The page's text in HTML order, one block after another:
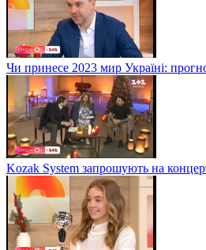
Чи принесе 2023 мир Україні:
Kozak System запрошують на